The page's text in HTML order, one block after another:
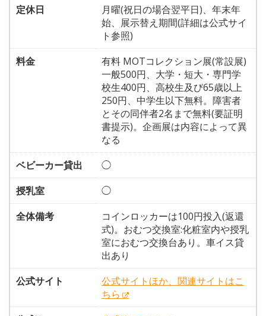
定休日
月曜(祝日の場合翌平日)、年末年
始、展示替え期間(詳細は公式サイ
ト参照)
料金
有料 MOTコレクション展(常設展)
一般500円、大学・短大・専門学
校生400円、高校生及び65歳以上
250円、中学生以下無料。障害者
とその同伴者2名まで無料(要証明
書提示)。企画展は内容によって異
なる
ベビーカー貸出
◯
授乳室
◯
全体備考
コインロッカーは100円投入(返還
式)。おむつ交換室:化粧室内や授乳
室におむつ交換台あり。車イス貸
出あり
公式サイト
公式サイトほか、関連サイトはこ
ちら